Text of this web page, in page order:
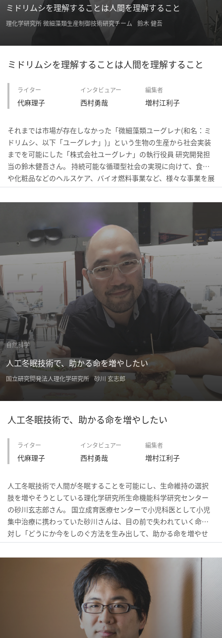
ロ
ン
覧
開
催/
ア
ー
カ
イ
ブ
へ
研
覧
へ
研
究
者
へ
と
は
推
薦
コ
メ
ン
Partners
ミドリムシを理解することは人間を理解すること
理化学研究所 微細藻類生産制御技術研究チーム 鈴木 健吾
ミドリムシを理解することは人間を理解すること
ライター インタビュアー 編集者
代麻理子 西村勇哉 増村江利子
それまでは市場が存在しなかった「微細藻類ユーグレナ(和名：ミ
ドリムシ、以下「ユーグレナ」)」という生物の生産から社会実装
までを可能にした「株式会社ユーグレナ」の執行役員 研究開発担
当の鈴木健吾さん。 持続可能な循環型社会の実現に向けて、食品
や化粧品などのヘルスケア、バイオ燃料事業など、様々な事業を展
開しているユーグレナ社で創業時から研究・開発の責任者として
走り続け、現在でも多領域での研究を進めている鈴木さん。 「SF
をノンフィクションに」を自身のキーワードとして掲げている鈴
木さんが描く、細胞研究の展望とは。ユーグレナが持つ可能性、
そこから派生して成し得る研究の未来図について伺いました。
自然科学
人工冬眠技術で、助かる命を増やしたい
国立研究開発法人理化学研究所 砂川 玄志郎
人工冬眠技術で、助かる命を増やしたい
ライター インタビュアー 編集者
代麻理子 西村勇哉 増村江利子
人工冬眠技術で人間が冬眠することを可能にし、生命維持の選択
肢を増やそうとしている理化学研究所生命機能科学研究センター
の砂川玄志郎さん。 国立成育医療センターで小児科医として小児
集中治療に携わっていた砂川さんは、目の前で失われていく命に
対し「どうにか今をしのぐ方法を生み出して、助かる命を増やせ
ないか」と考え、冬眠研究に着目します。 その後いくつもの偶然
の出会いが重なり、冬眠様状態を誘導する新規神経回路の発見に
至った砂川さんが見ている未来像とは。 砂川さんが現在の研究・
開発に至った経緯、冬眠研究のこれまでと今、人工冬眠が可能に
なると訪れる未来について伺いました。